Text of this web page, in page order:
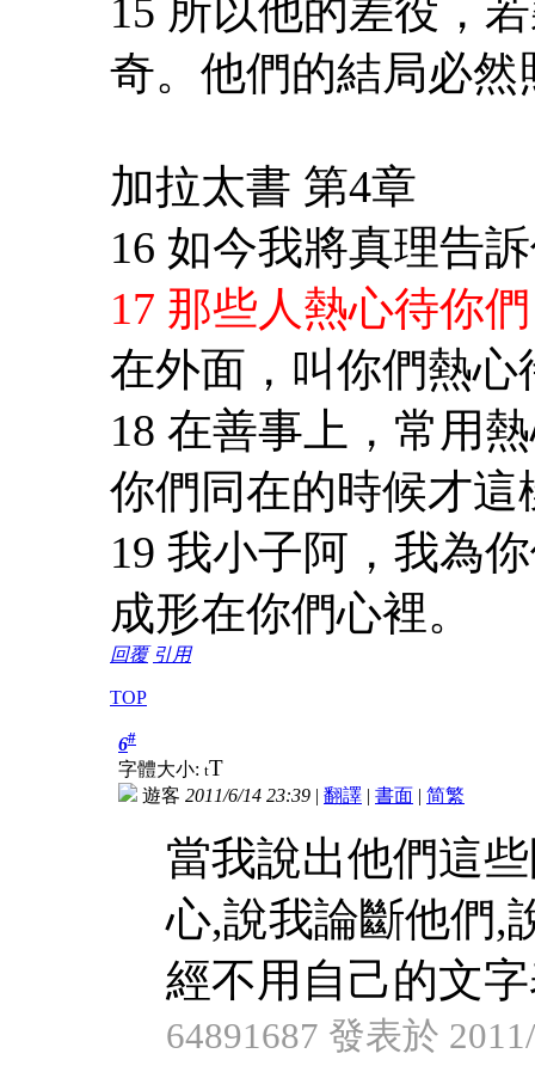
15 所以他的差役，
奇。他們的結局必
加拉太書 第4章
16 如今我將真理告
17 那些人熱心待你
在外面，叫你們熱心
18 在善事上，常用
你們同在的時候才這
19 我小子阿，我為
成形在你們心裡。
回覆 引用
TOP
6#
字體大小: tT
遊客 2011/6/14 23:39 | 翻譯 | 書面 | 简繁
當我說出他們這
心,說我論斷他們,
經不用自己的文
64891687 發表於